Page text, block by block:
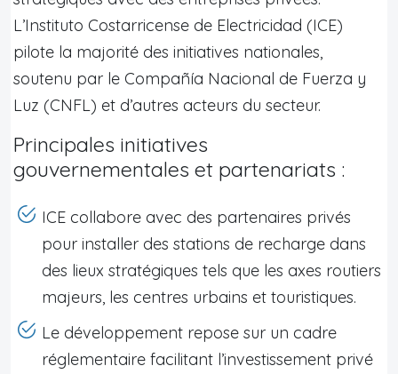
L’Instituto Costarricense de Electricidad (ICE)
pilote la majorité des initiatives nationales,
soutenu par le Compañía Nacional de Fuerza y
Luz (CNFL) et d’autres acteurs du secteur.
Principales initiatives
gouvernementales et partenariats :
ICE collabore avec des partenaires privés
pour installer des stations de recharge dans
des lieux stratégiques tels que les axes routiers
majeurs, les centres urbains et touristiques.
Le développement repose sur un cadre
réglementaire facilitant l’investissement privé